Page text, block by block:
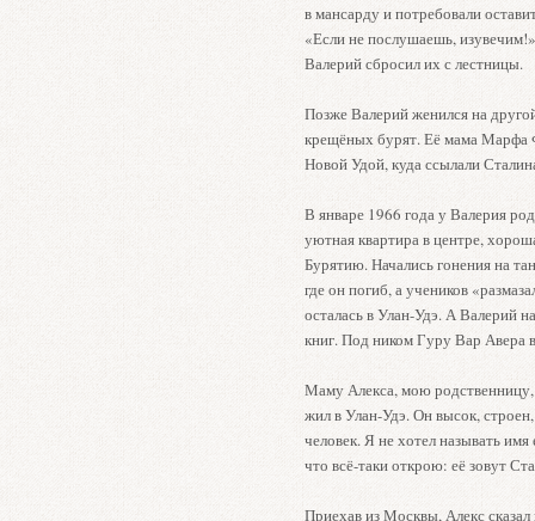
в мансарду и потребовали
«Если не послушаешь,
Валерий сбросил их с лестницы.
Позже Валерий женился на
крещёных бурят. Её мама Марфа
Новой Удой, куда ссылали
В январе 1966 года у Валерия
уютная квартира в центре,
Бурятию. Начались гонения на
где он погиб, а учеников
осталась в Улан-Удэ. А Валерий
книг. Под ником Гуру Вар Авера
Маму Алекса, мою родственницу,
жил в Улан-Удэ. Он высок,
человек. Я не хотел называть
что всё-таки открою: её зовут
Приехав из Москвы, Алекс